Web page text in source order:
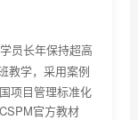
员长年保持超高
教学，采用案例
项目管理标准化
官方教材